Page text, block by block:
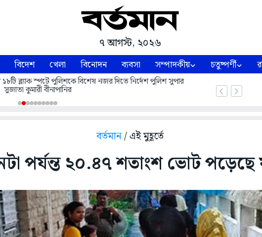
৭ আগস্ট, ২০২৬
বিদেশ খেলা বিনোদন ব্যবসা সম্পাদকীয় চতুষ্পর্ণী
ব্ল্যাক স্পটে পুলিশকে বিশেষ নজর দিতে নির্দেশ পুলিশ সুপার
সুজাতা কুমারী বীনাপানির
বর্তমান/ এই মুহূর্তে
পর্যন্ত ২০.৪৭ শতাংশ ভোট